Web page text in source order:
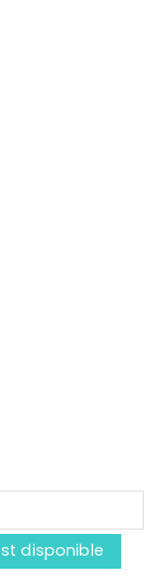
disponible